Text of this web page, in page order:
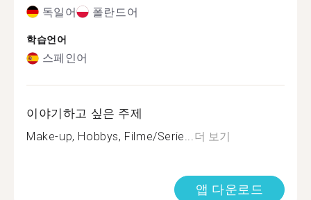
독일어 폴란드어
학습언어
스페인어
이야기하고 싶은 주제
Make-up, Hobbys, Filme/Serie...더 보기
앱 다운로드